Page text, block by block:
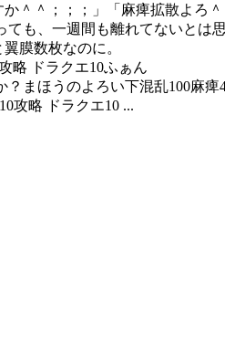
＾＾；；；」「麻痺拡散よろ＾
も、一週間も離れてないと
膜数枚なのに。
略 ドラクエ10ふぁん
？まほうのよろい下混乱100麻
攻略 ドラクエ10 ...